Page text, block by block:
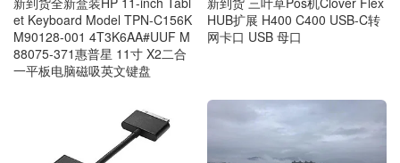
et Keyboard Model TPN-C156K
M90128-001 4T3K6AA#UUF M
88075-371惠普星 11寸 X2二合
一平板电脑磁吸英文键盘
HUB扩展 H400 C400 USB-C转
网卡口 USB 母口